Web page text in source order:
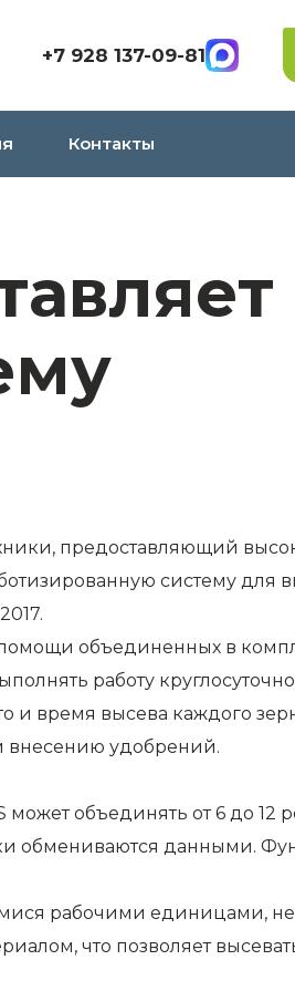
+7 928 137-09-81
Контакты
предоставляющий
систему для
помощи объединенных в
работу
и время высева каждого
внесению удобрений.
объединять от 6 до 12
обмениваются данными.
рабочими единицами,
что позволяет